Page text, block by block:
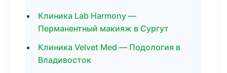
Клиника Lab Harmony —
Перманентный макияж в Сургут
Клиника Velvet Med — Подология в
Владивосток